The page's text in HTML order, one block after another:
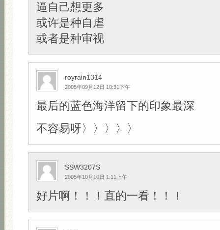
逼自己想更多
或许是种自虐
或者是种审视
royrain1314
2005年09月12日 10:31下午
最后的蓝色海洋留下的印象最深
不容易呀〉〉〉〉〉
SSW3207S
2005年10月10日 1:11上午
好片啊！！！直的一看！！！